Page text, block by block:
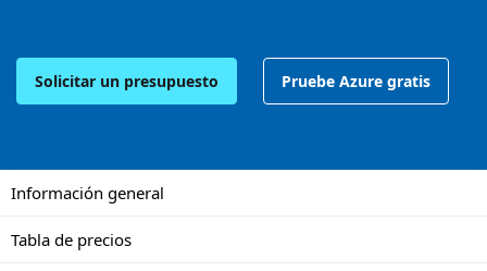
Solicitar un presupuesto Pruebe Azure gratis
Información general
Tabla de precios